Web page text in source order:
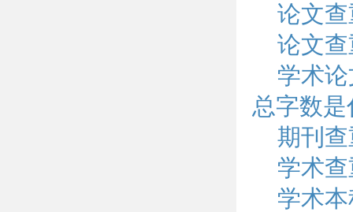
论文
论文
学术
总字数
期刊
学术
学术